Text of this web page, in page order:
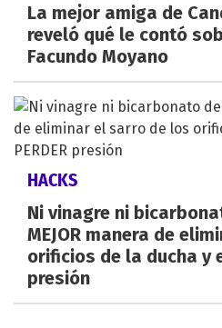
La mejor amiga de
reveló qué le contó
Facundo Moyano
HACKS
Ni vinagre ni
MEJOR manera de
orificios de la ducha y
presión